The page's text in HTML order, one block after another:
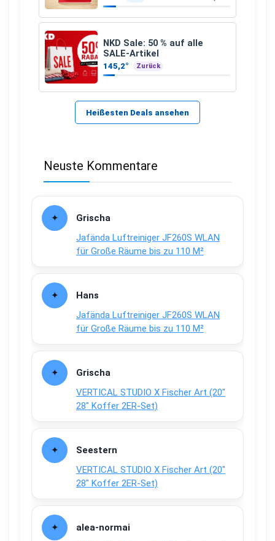
NKD Sale: 50 % auf alle
SALE-Artikel
145,2° Zurück
Heißesten Deals ansehen
Neuste Kommentare
Grischa
Jafända Luftreiniger JF260S WLAN
für Große Räume bis zu 110 M²
Hans
Jafända Luftreiniger JF260S WLAN
für Große Räume bis zu 110 M²
Grischa
VERTICAL STUDIO X Fischer Art (20″
28″ Koffer 2ER-Set)
Seestern
VERTICAL STUDIO X Fischer Art (20″
28″ Koffer 2ER-Set)
alea-normai